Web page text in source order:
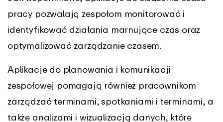
pracy pozwalają zespołom monitorować i
identyfikować działania marnujące czas oraz
optymalizować zarządzanie czasem.
Aplikacje do planowania i komunikacji
zespołowej pomagają również pracownikom
zarządzać terminami, spotkaniami i terminami, a
także analizami i wizualizacją danych, które